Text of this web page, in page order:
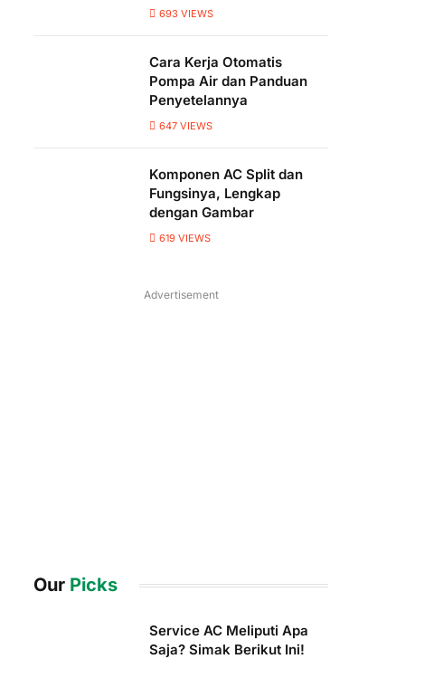
693 VIEWS
Cara Kerja Otomatis
Pompa Air dan Panduan
Penyetelannya
647 VIEWS
Komponen AC Split dan
Fungsinya, Lengkap
dengan Gambar
619 VIEWS
Advertisement
Our Picks
Service AC Meliputi Apa
Saja? Simak Berikut Ini!